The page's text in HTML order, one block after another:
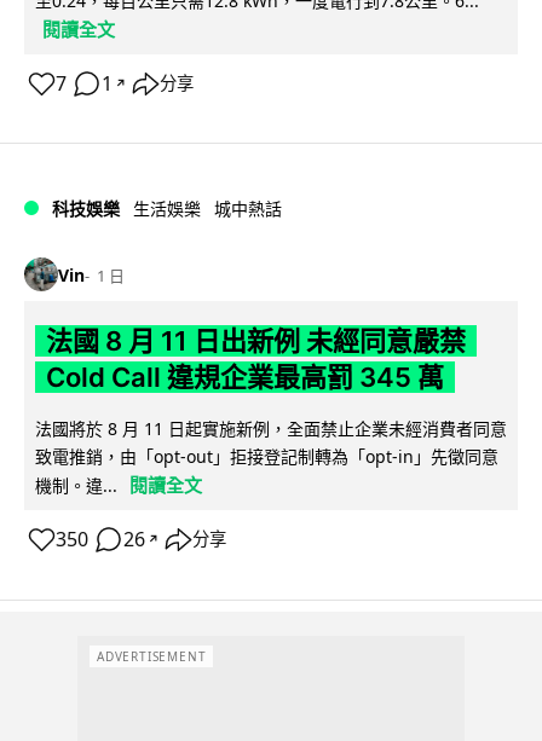
閱讀全文
7 1 ↗ 分享
科技娛樂 生活娛樂 城中熱話
Vin 1 日
法國 8 月 11 日出新例 未經同意嚴禁
Cold Call 違規企業最高罰 345 萬
法國將於 8 月 11 日起實施新例，全面禁止企業未經消費者同意
致電推銷，由「opt-out」拒接登記制轉為「opt-in」先徵同意
機制。違...
閱讀全文
350 26 ↗ 分享
ADVERTISEMENT